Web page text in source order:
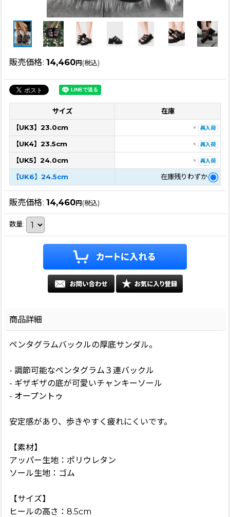
販売価格: 14,460円 (税込)
サイズ
在庫
【UK3】23.0cm
× 再入荷
【UK4】23.5cm × 再入荷
【UK5】24.0cm × 再入荷
【UK6】24.5cm 在庫残りわずか
販売価格: 14,460円 (税込)
数量:
商品詳細
ペンタグラムバックルの厚底サンダル。
- 調節可能なペンタグラム３連バックル
- ギザギザの底が可愛いチャンキーソール
- オープントゥ
安定感があり、歩きやすく疲れにくいです。
【素材】
アッパー生地：ポリウレタン
ソール生地：ゴム
【サイズ】
ヒールの高さ：8.5cm